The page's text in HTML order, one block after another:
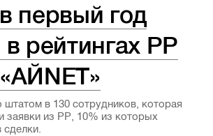
первый год
в рейтингах РР
в 130 сотрудников, которая
заявки из РР, 10% из которых
сделки.